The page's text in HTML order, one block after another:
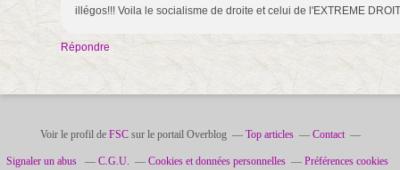
illégos!!! Voila le socialisme de droite et celui de l'EXTREME
Répondre
Voir le profil de FSCsur le portail Overblog Top articles Contact
Signaler un abus C.G.U. Cookies et données personnelles Préférences cookies